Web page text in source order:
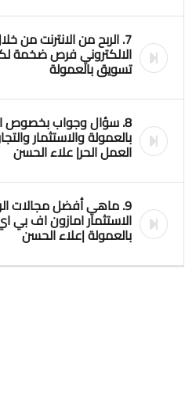
7. الربح من الانترنت من
الالكتروني فرص ضخمة
تسويق بالعمولة
8. سؤال وجواب بخصوص
بالعمولة والاستثمار
العمل الحر| علاء الحسن
9. ماهي أفضل مجالات
الاستثمار امازون اف بي
بالعمولة |علاء الحسن